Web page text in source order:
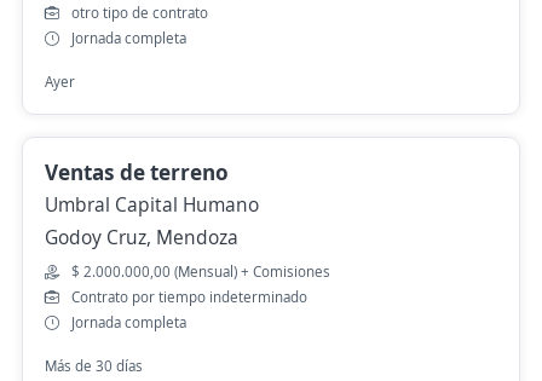
otro tipo de contrato
Jornada completa
Ayer
Ventas de terreno
Umbral Capital Humano
Godoy Cruz, Mendoza
$ 2.000.000,00 (Mensual) + Comisiones
Contrato por tiempo indeterminado
Jornada completa
Más de 30 días